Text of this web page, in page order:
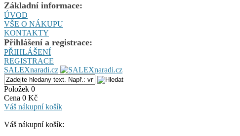
Základní informace:
ÚVOD
VŠE O NÁKUPU
KONTAKTY
Přihlášení a registrace:
PŘIHLÁŠENÍ
REGISTRACE
SALEXnaradi.cz
Položek 0
Cena 0 Kč
Váš nákupní košík
Váš nákupní košík: